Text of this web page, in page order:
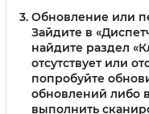
Обновление или
Зайдите в
найдите раздел
отсутствует или
попробуйте
обновлений либо
выполнить